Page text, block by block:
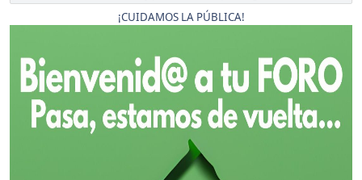
¡CUIDAMOS LA PÚBLICA!